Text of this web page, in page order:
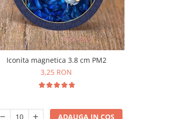
Iconita magnetica 3.8 cm PM2
3,25 RON
ADAUGA IN COS